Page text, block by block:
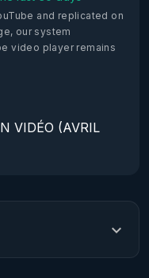
and replicated on
our system
video player remains
VIDÉO (AVRIL